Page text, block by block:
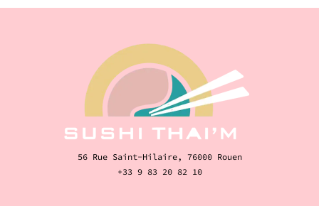
56 Rue Saint-Hilaire, 76000 Rouen
+33 9 83 20 82 10